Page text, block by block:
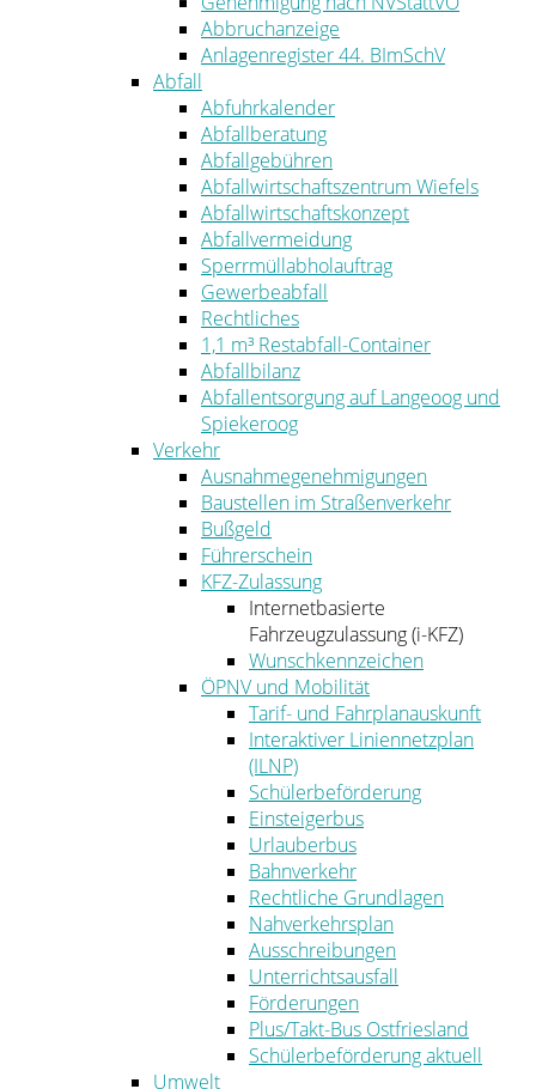
Abbruchanzeige
Anlagenregister 44. BImSchV
Abfall
Abfuhrkalender
Abfallberatung
Abfallgebühren
Abfallwirtschaftszentrum Wiefels
Abfallwirtschaftskonzept
Abfallvermeidung
Sperrmüllabholauftrag
Gewerbeabfall
Rechtliches
1,1 m³ Restabfall-Container
Abfallbilanz
Abfallentsorgung auf Langeoog und
Spiekeroog
Verkehr
Ausnahmegenehmigungen
Baustellen im Straßenverkehr
Bußgeld
Führerschein
KFZ-Zulassung
Internetbasierte
Fahrzeugzulassung (i-KFZ)
Wunschkennzeichen
ÖPNV und Mobilität
Tarif- und Fahrplanauskunft
Interaktiver Liniennetzplan
(ILNP)
Schülerbeförderung
Einsteigerbus
Urlauberbus
Bahnverkehr
Rechtliche Grundlagen
Nahverkehrsplan
Ausschreibungen
Unterrichtsausfall
Förderungen
Plus/Takt-Bus Ostfriesland
Schülerbeförderung aktuell
Umwelt